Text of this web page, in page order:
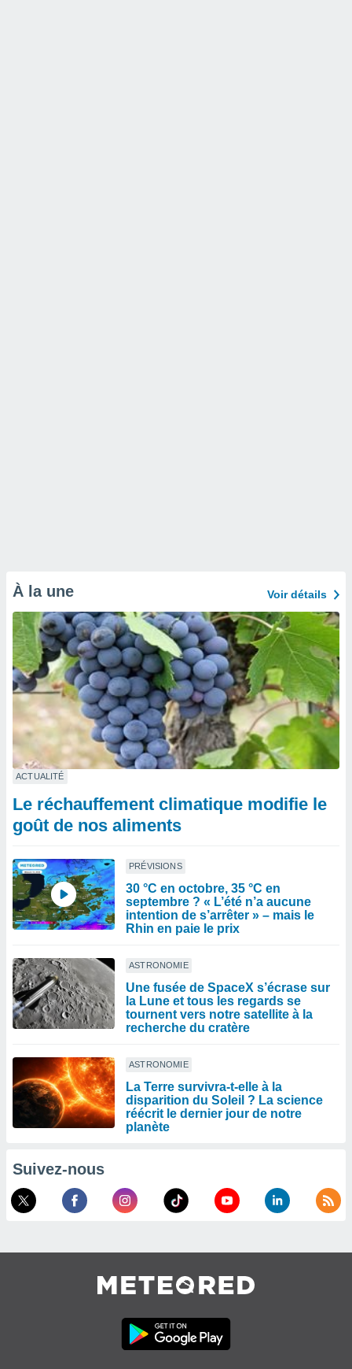
À la une Voir détails
ACTUALITÉ
Le réchauffement climatique modifie le
goût de nos aliments
PRÉVISIONS
30 °C en octobre, 35 °C en
septembre ? « L’été n’a aucune
intention de s’arrêter » – mais le
Rhin en paie le prix
ASTRONOMIE
Une fusée de SpaceX s’écrase sur
la Lune et tous les regards se
tournent vers notre satellite à la
recherche du cratère
ASTRONOMIE
La Terre survivra-t-elle à la
disparition du Soleil ? La science
réécrit le dernier jour de notre
planète
Suivez-nous